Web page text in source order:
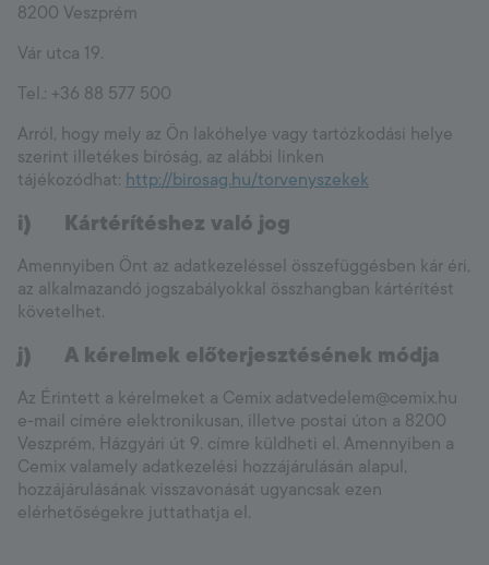
8200 Veszprém
Vár utca 19.
Tel.: +36 88 577 500
Arról, hogy mely az Ön lakóhelye vagy tartózkodási helye
szerint illetékes bíróság, az alábbi linken
tájékozódhat: http://birosag.hu/torvenyszekek
i) Kártérítéshez való jog
Amennyiben Önt az adatkezeléssel összefüggésben kár éri,
az alkalmazandó jogszabályokkal összhangban kártérítést
követelhet.
j) A kérelmek előterjesztésének módja
Az Érintett a kérelmeket a Cemix adatvedelem@cemix.hu
e-mail címére elektronikusan, illetve postai úton a 8200
Veszprém, Házgyári út 9. címre küldheti el. Amennyiben a
Cemix valamely adatkezelési hozzájárulásán alapul,
hozzájárulásának visszavonását ugyancsak ezen
elérhetőségekre juttathatja el.